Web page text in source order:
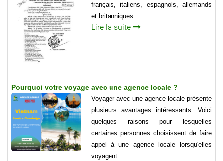
français, italiens, espagnols, allemands
et britanniques
Lire la suite
Pourquoi votre voyage avec une agence locale ?
Voyager avec une agence locale présente
plusieurs avantages intéressants. Voici
quelques raisons pour lesquelles
certaines personnes choisissent de faire
appel à une agence locale lorsqu'elles
voyagent :